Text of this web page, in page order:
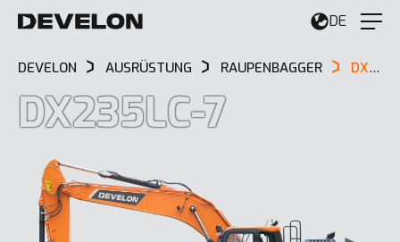
DE
DEVELON AUSRÜSTUNG RAUPENBAGGER DX235LC-7
DX235LC-7